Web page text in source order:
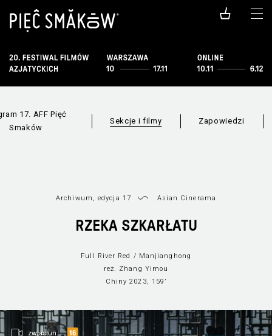
17. AFF Pięć
Smaków
Sekcje i filmy
Wszystkie sekcje Lista filmów
Zapowiedzi
Archiwum, edycja 17 Asian Cinerama
RZEKA SZKARŁATU
Full River Red / Manjianghong
reż. Zhang Yimou
Chiny 2023, 159’
zwiastun